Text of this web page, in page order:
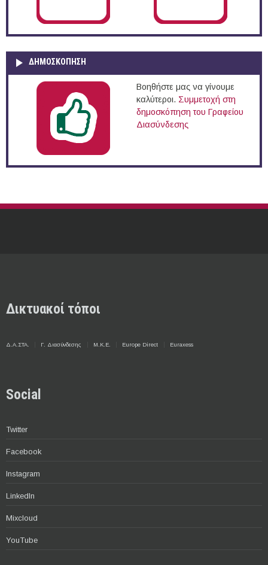
ΔΗΜΟΣΚΌΠΗΣΗ
Βοηθήστε μας να γίνουμε
καλύτεροι. Συμμετοχή στη
δημοσκόπηση του Γραφείου
Διασύνδεσης
Δικτυακοί τόποι
Δ.Α.ΣΤΑ. Γ. Διασύνδεσης Μ.Κ.Ε. Europe Direct Euraxess
Social
Twitter
Facebook
Instagram
LinkedIn
Mixcloud
YouTube